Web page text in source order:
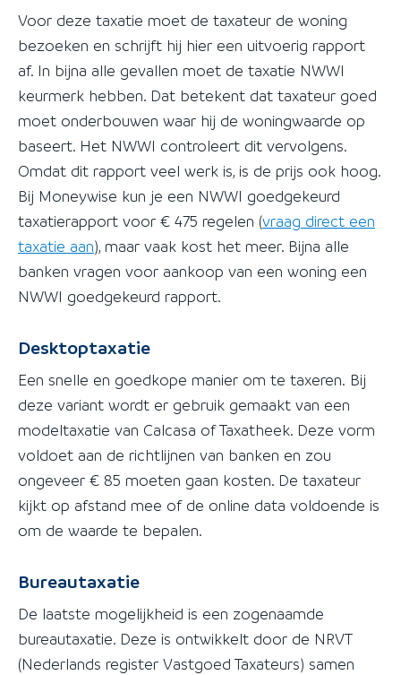
Voor deze taxatie moet de taxateur de woning
bezoeken en schrijft hij hier een uitvoerig rapport
af. In bijna alle gevallen moet de taxatie NWWI
keurmerk hebben. Dat betekent dat taxateur goed
moet onderbouwen waar hij de woningwaarde op
baseert. Het NWWI controleert dit vervolgens.
Omdat dit rapport veel werk is, is de prijs ook hoog.
Bij Moneywise kun je een NWWI goedgekeurd
taxatierapport voor € 475 regelen (vraag direct een
taxatie aan), maar vaak kost het meer. Bijna alle
banken vragen voor aankoop van een woning een
NWWI goedgekeurd rapport.
Desktoptaxatie
Een snelle en goedkope manier om te taxeren. Bij
deze variant wordt er gebruik gemaakt van een
modeltaxatie van Calcasa of Taxatheek. Deze vorm
voldoet aan de richtlijnen van banken en zou
ongeveer € 85 moeten gaan kosten. De taxateur
kijkt op afstand mee of de online data voldoende is
om de waarde te bepalen.
Bureautaxatie
De laatste mogelijkheid is een zogenaamde
bureautaxatie. Deze is ontwikkelt door de NRVT
(Nederlands register Vastgoed Taxateurs) samen